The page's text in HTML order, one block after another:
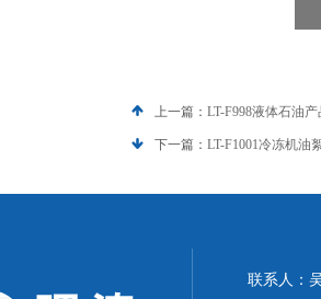
上一篇： LT-F998液体石油
下一篇： LT-F1001冷冻机油
联系人：